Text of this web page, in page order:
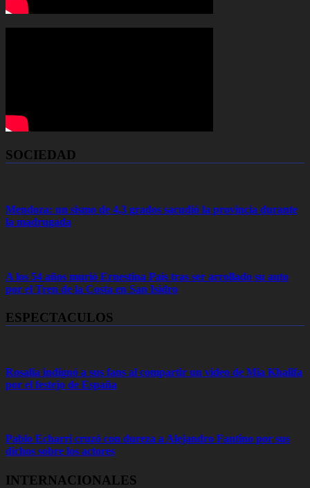
SOCIEDAD
Mendoza: un sismo de 4,3 grados sacudió la provincia durante
la madrugada
A los 54 años murió Ernestina Pais tras ser arrollado su auto
por el Tren de la Costa en San Isidro
ESPECTACULOS
Rosalía indignó a sus fans al compartir un video de Mia Khalifa
por el festejo de España
Pablo Echarri cruzó con dureza a Alejandro Fantino por sus
dichos sobre los actores
INTERNACIONALES